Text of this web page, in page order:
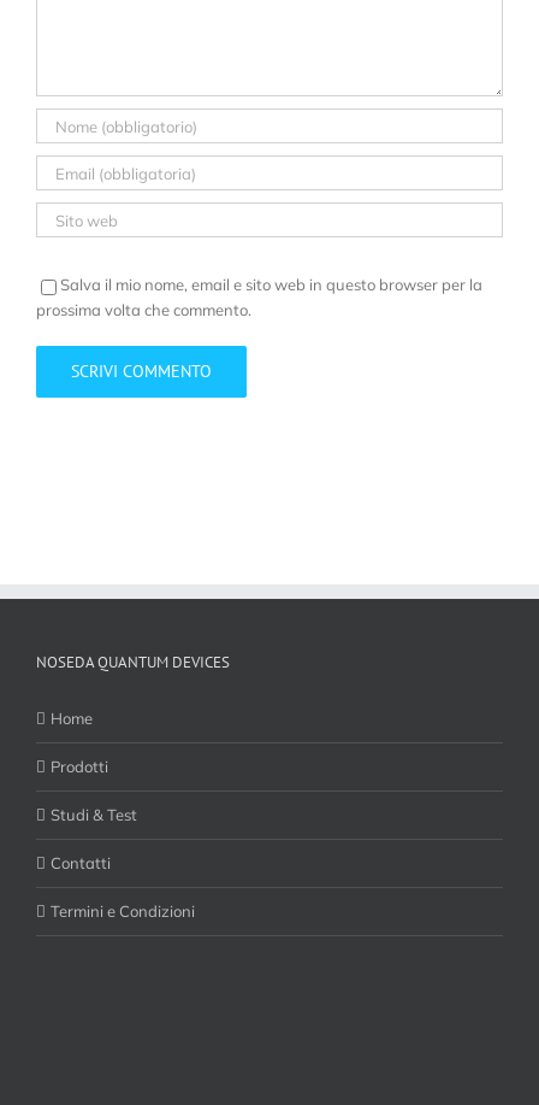
Salva il mio nome, email e sito web in questo browser per la
prossima volta che commento.
NOSEDA QUANTUM DEVICES
Home
Prodotti
Studi & Test
Contatti
Termini e Condizioni